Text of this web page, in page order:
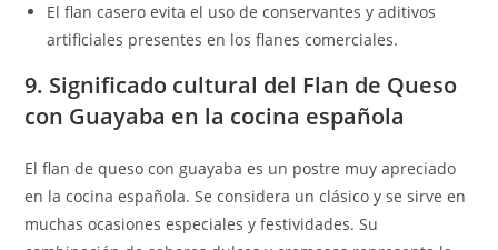
El flan casero evita el uso de conservantes y aditivos
artificiales presentes en los flanes comerciales.
9. Significado cultural del Flan de Queso
con Guayaba en la cocina española
El flan de queso con guayaba es un postre muy apreciado
en la cocina española. Se considera un clásico y se sirve en
muchas ocasiones especiales y festividades. Su